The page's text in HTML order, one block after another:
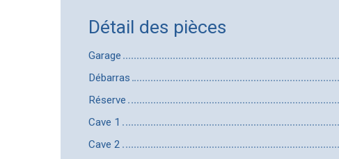
Détail des pièces
Garage
Débarras
Réserve
Cave 1
Cave 2